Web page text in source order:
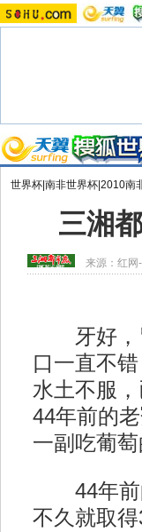
世界杯|南非世界杯|2010南
三湘
来源： 红网
牙好，胃
口一直不
水土不服
44年前的
一副吃葡
44年前
不久就取